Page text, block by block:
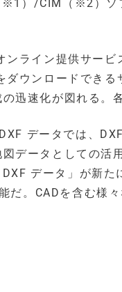
※1）/CIM（※2）ソ
ンライン提供サー
ダウンロードでき
迅速化が図れる。
データでは、
データとしての活
データ」が新
だ。CADを含む様